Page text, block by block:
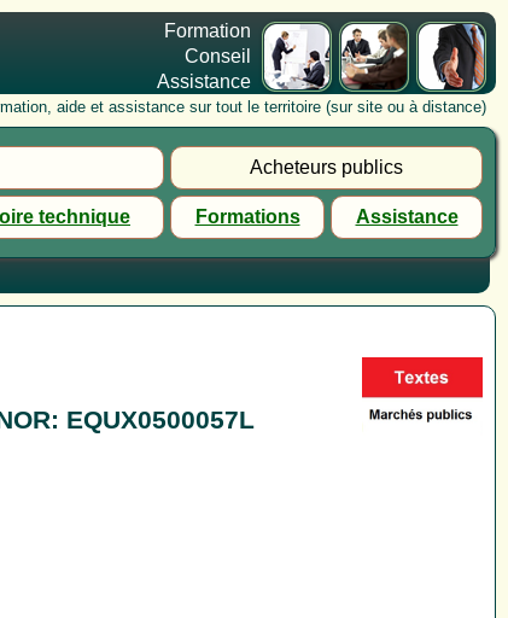
Formation
Conseil
Assistance
aide et assistance sur tout le territoire (sur site ou à distance)
Acheteurs publics
technique Formations Assistance
EQUX0500057L